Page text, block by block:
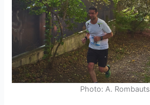
Photo: A. Rombauts